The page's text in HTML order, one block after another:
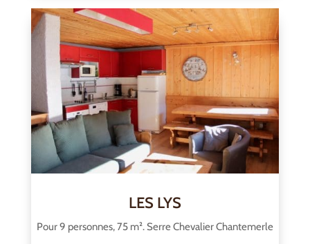
LES LYS
Pour 9 personnes, 75 m². Serre Chevalier Chantemerle